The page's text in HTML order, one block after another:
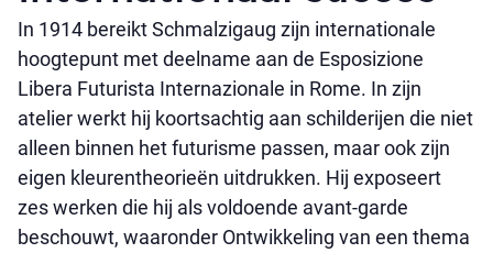
In 1914 bereikt Schmalzigaug zijn internationale
hoogtepunt met deelname aan de Esposizione
Libera Futurista Internazionale in Rome. In zijn
atelier werkt hij koortsachtig aan schilderijen die niet
alleen binnen het futurisme passen, maar ook zijn
eigen kleurentheorieën uitdrukken. Hij exposeert
zes werken die hij als voldoende avant-garde
beschouwt, waaronder Ontwikkeling van een thema